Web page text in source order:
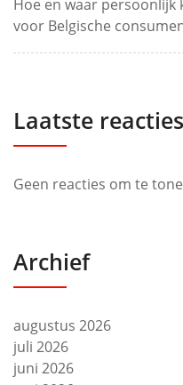
Hoe en waar persoonlijk
voor Belgische
Laatste reacties
Geen reacties om te
Archief
augustus 2026
juli 2026
juni 2026